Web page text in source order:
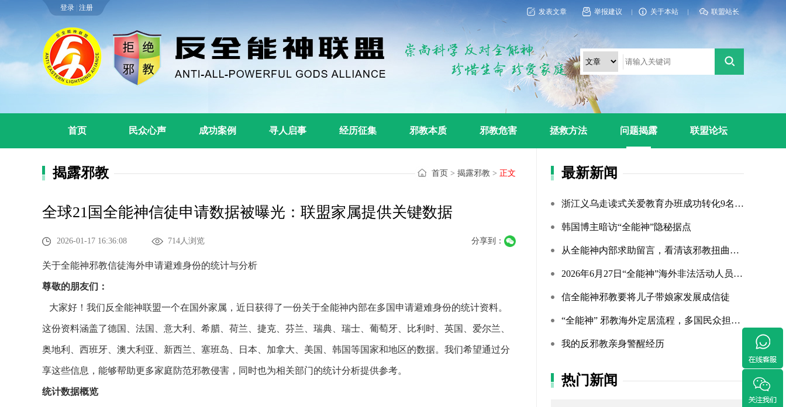
登录| 注册 发表文章 举报建议 关于本站 联盟站长
首页 民众心声 成功案例 寻人启事 经历征集 邪教本质 邪教危害 拯救方法 问题揭露 联盟论坛
首页 > 揭露邪教 > 正文
揭露邪教
全球21国全能神信徒申请数据被曝光：联盟家属提供关键数据
2026-01-17 16:36:08 714人浏览 分享到：
关于全能神邪教信徒海外申请避难身份的统计与分析
尊敬的朋友们：
大家好！我们反全能神联盟一个在国外家属，近日获得了一份关于全能神内部在多国申请避难身份的统计资料。
这份资料涵盖了德国、法国、意大利、希腊、荷兰、捷克、芬兰、瑞典、瑞士、葡萄牙、比利时、英国、爱尔兰、
奥地利、西班牙、澳大利亚、新西兰、塞班岛、日本、加拿大、美国、韩国等国家和地区的数据。我们希望通过分
享这些信息，能够帮助更多家庭防范邪教侵害，同时也为相关部门的统计分析提供参考。
统计数据概览
最新新闻
浙江义乌走读式关爱教育办班成功转化9名“全能神”“全范围?...
韩国博主暗访“全能神”隐秘据点
从全能神内部求助留言，看清该邪教扭曲的相处环境与常态化的...
2026年6月27日“全能神”海外非法活动人员照片曝光（连载109...
信全能神邪教要将儿子带娘家发展成信徒
“全能神” 邪教海外定居流程，多国民众担忧难民法遭滥用
我的反邪教亲身警醒经历
热门新闻